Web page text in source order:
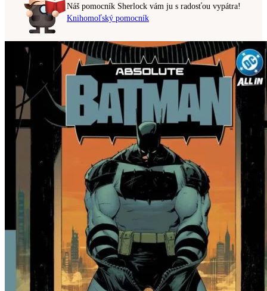
Náš pomocník Sherlock vám ju s radosťou vypátra!
Knihomoľský pomocník